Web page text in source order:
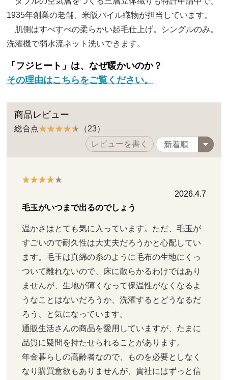
1935年創業の老舗、米阪パイル織物が担当しています。
肌側はすべすべの柔らかい起毛仕上げ。シングルのみ。
洗濯機で弱水流ネット洗いできます。
「フジヒート」は、なぜ暖かいのか？
その理由はこちらをご覧ください。
商品レビュー
総合点
（23）
レビューを書く
2026.4.7
毛玉がいつまで出るのでしょう
温かさはとても気に入っています。ただ、毛玉が
すごいので耐久性は大丈夫だろうかと心配してい
ます。毛玉は真綿の糸のように毛布の生地にくっ
ついて離れないので、床に散らかるわけではあり
ませんが、生地が薄くなって保温性がなくなるよ
うなことはないだろうか、洗濯するとどうなるだ
ろう、と気になっています。
通販生活さんの商品を愛用していますが、たまに
品質に疑問を持たせられることがあります。
年金暮らしの高齢者なので、ものを必要としなく
なり購買意欲もありませんが、貴社にはずっと信